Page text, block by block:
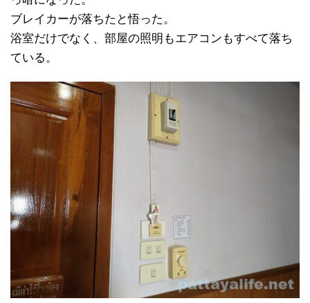
ブレイカーが落ちたと悟った。
浴室だけでなく、部屋の照明もエアコンもすべて落ち
ている。